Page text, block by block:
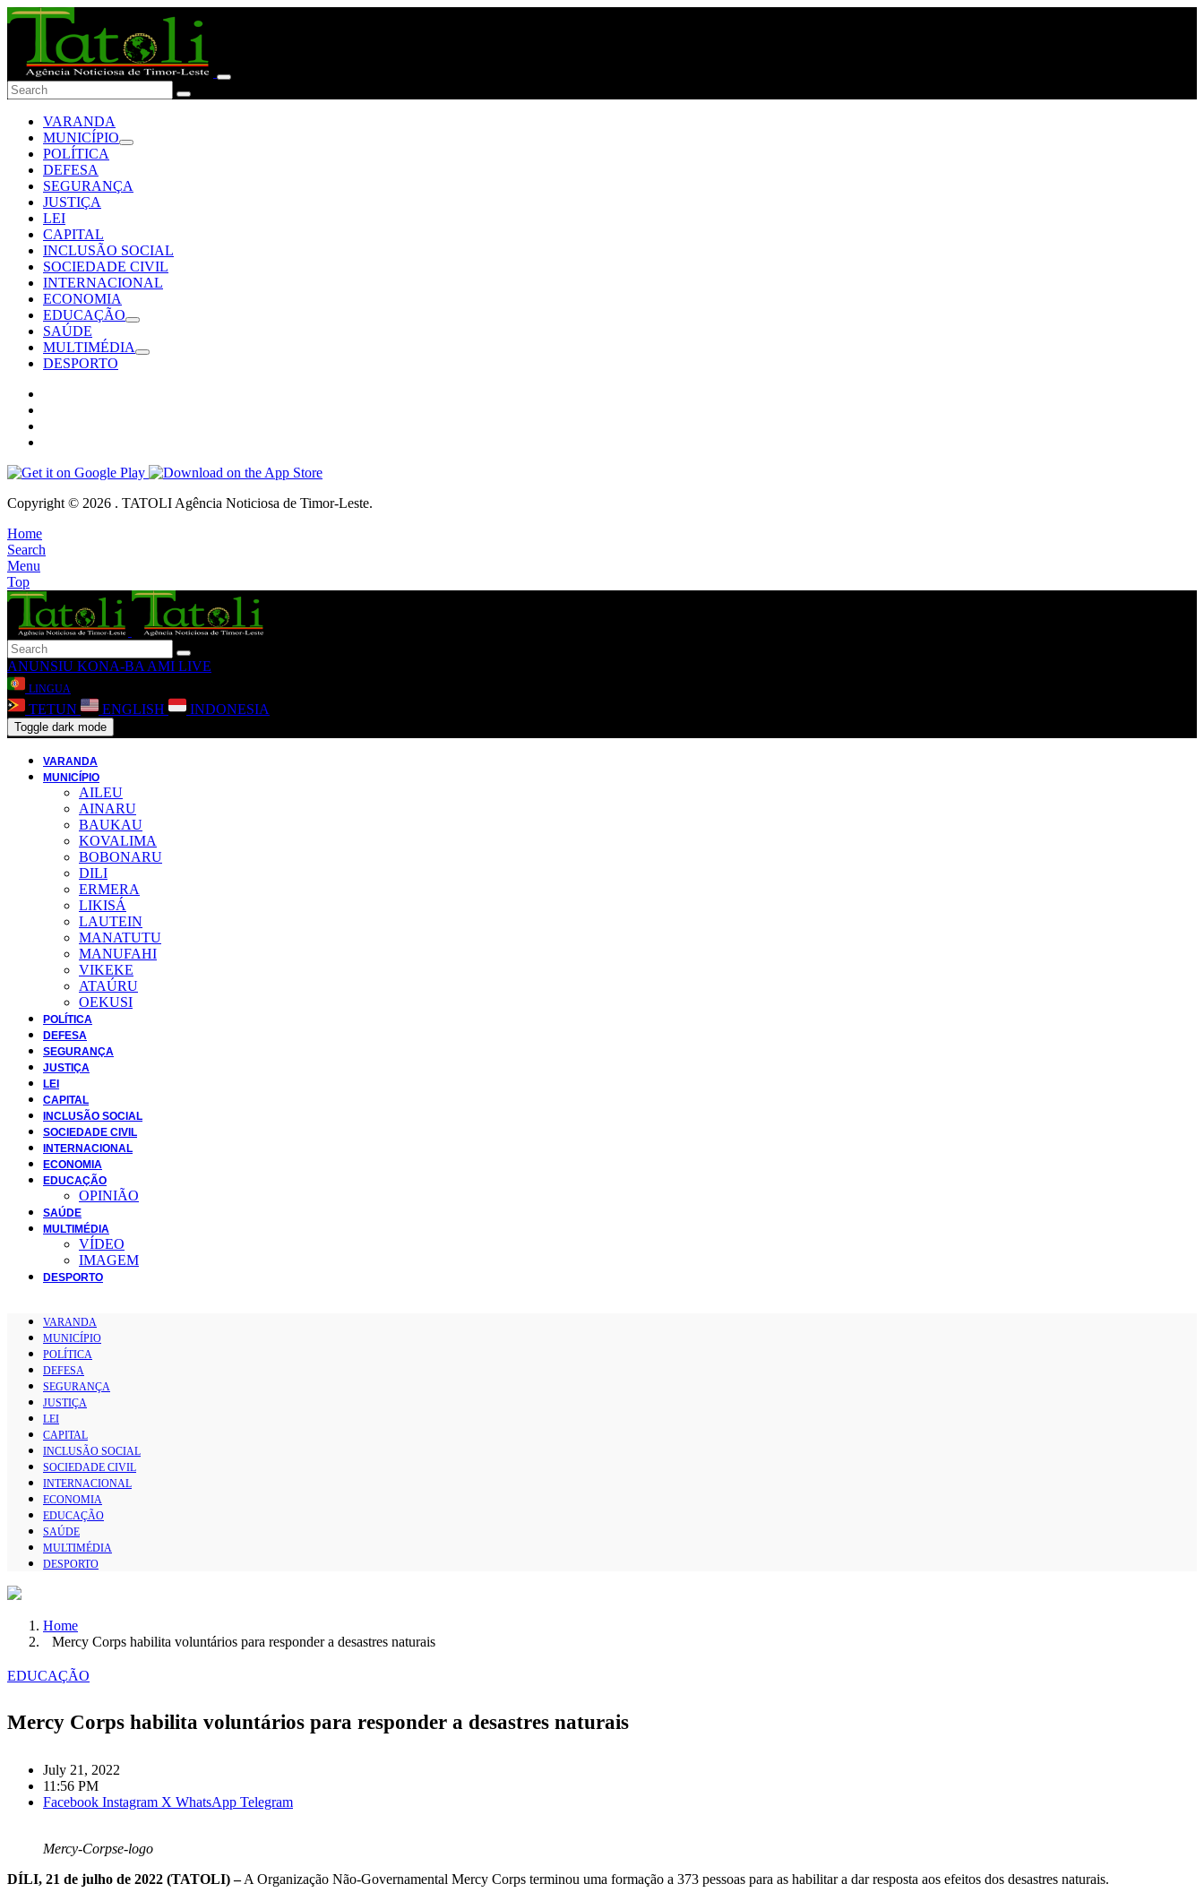
VARANDA
MUNICÍPIO
POLÍTICA
DEFESA
SEGURANÇA
JUSTIÇA
LEI
CAPITAL
INCLUSÃO SOCIAL
SOCIEDADE CIVIL
INTERNACIONAL
ECONOMIA
EDUCAÇÃO
SAÚDE
MULTIMÉDIA
DESPORTO
Copyright © 2026 . TATOLI Agência Noticiosa de Timor-Leste.
Home
Search
Menu
Top
ANUNSIU KONA-BA AMI LIVE
LINGUA
TETUN ENGLISH INDONESIA
Toggle dark mode
VARANDA
MUNICÍPIO
AILEU
AINARU
BAUKAU
KOVALIMA
BOBONARU
DILI
ERMERA
LIKISÁ
LAUTEIN
MANATUTU
MANUFAHI
VIKEKE
ATAÚRU
OEKUSI
POLÍTICA
DEFESA
SEGURANÇA
JUSTIÇA
LEI
CAPITAL
INCLUSÃO SOCIAL
SOCIEDADE CIVIL
INTERNACIONAL
ECONOMIA
EDUCAÇÃO
OPINIÃO
SAÚDE
MULTIMÉDIA
VÍDEO
IMAGEM
DESPORTO
VARANDA
MUNICÍPIO
POLÍTICA
DEFESA
SEGURANÇA
JUSTIÇA
LEI
CAPITAL
INCLUSÃO SOCIAL
SOCIEDADE CIVIL
INTERNACIONAL
ECONOMIA
EDUCAÇÃO
SAÚDE
MULTIMÉDIA
DESPORTO
Home
Mercy Corps habilita voluntários para responder a desastres naturais
EDUCAÇÃO
Mercy Corps habilita voluntários para responder a desastres naturais
July 21, 2022
11:56 PM
Facebook Instagram X WhatsApp Telegram
Mercy-Corpse-logo
DÍLI, 21 de julho de 2022 (TATOLI) –A Organização Não-Governamental Mercy Corps terminou uma formação a 373 pessoas para as habilitar a dar resposta aos efeitos dos desastres naturais.